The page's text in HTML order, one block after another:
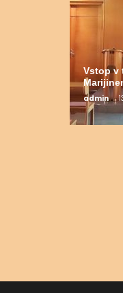
Vstop v
admin